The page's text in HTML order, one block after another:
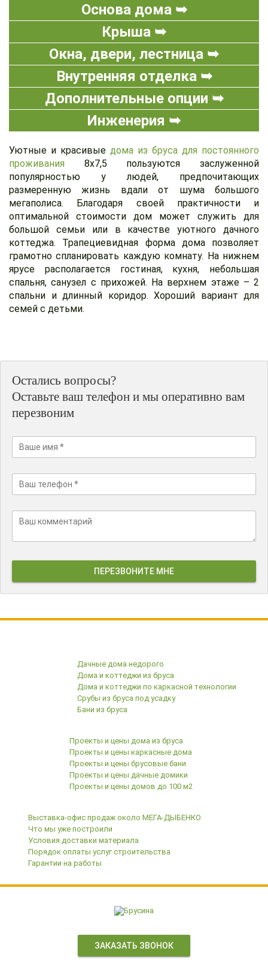
Основа дома ➥
Крыша ➥
Окна, двери, лестница ➥
Внутренняя отделка ➥
Дополнительные опции ➥
Инженерия ➥
Уютные и красивые дома из бруса для постоянного
проживания 8x7,5 пользуются заслуженной
популярностью у людей, предпочитающих
размеренную жизнь вдали от шума большого
мегаполиса. Благодаря своей практичности и
оптимальной стоимости дом может служить для
большой семьи или в качестве уютного дачного
коттеджа. Трапециевидная форма дома позволяет
грамотно спланировать каждую комнату. На нижнем
ярусе располагается гостиная, кухня, небольшая
спальня, санузел с прихожей. На верхнем этаже – 2
спальни и длинный коридор. Хороший вариант для
семей с детьми.
Остались вопросы?
Оставьте ваш телефон и мы оперативно вам
перезвоним
ПЕРЕЗВОНИТЕ МНЕ
Дачные дома недорого
Дома и коттеджи из бруса
Дома и коттеджи по каркасной технологии
Срубы из бруса под усадку
Бани из бруса
Проекты и цены дома из бруса
Проекты и цены каркасные дома
Проекты и цены брусовые бани
Проекты и цены дачные домики
Проекты и цены домов до 100 м2
Выставка-офис продаж около МЕГА-ДЫБЕНКО
Что мы уже построили
Условия доставки материала
Порядок оплаты услуг строительства
Гарантии на работы
ЗАКАЗАТЬ ЗВОНОК